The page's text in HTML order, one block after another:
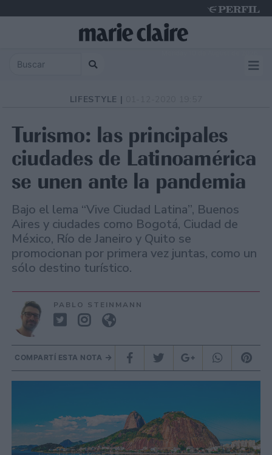
LIFESTYLE |
Turismo: las principales
ciudades de Latinoamérica
se unen ante la pandemia
Bajo el lema “Vive Ciudad Latina”, Buenos
Aires y ciudades como Bogotá, Ciudad de
México, Río de Janeiro y Quito se
promocionan por primera vez juntas, como un
sólo destino turístico.
PABLO STEINMANN
COMPARTÍ ESTA NOTA